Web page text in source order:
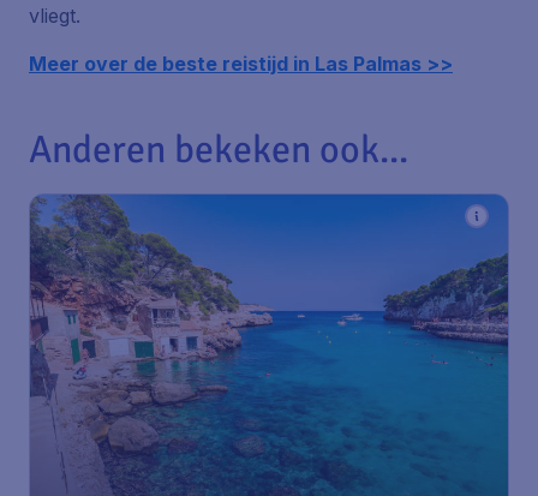
vliegt.
Meer over de beste reistijd in Las Palmas >>
Anderen bekeken ook...